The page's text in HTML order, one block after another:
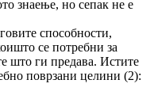
знаење, но сепак не е
спо­собности,
се потребни за
што ги предава. Истите
поврзани целини (2):